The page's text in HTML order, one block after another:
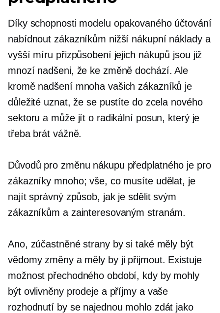
Díky schopnosti modelu opakovaného účtování
nabídnout zákazníkům nižší nákupní náklady a
vyšší míru přizpůsobení jejich nákupů jsou již
mnozí nadšeni, že ke změně dochází. Ale
kromě nadšení mnoha vašich zákazníků je
důležité uznat, že se pustíte do zcela nového
sektoru a může jít o radikální posun, který je
třeba brát vážně.
Důvodů pro změnu nákupu předplatného je pro
zákazníky mnoho; vše, co musíte udělat, je
najít správný způsob, jak je sdělit svým
zákazníkům a zainteresovaným stranám.
Ano, zúčastněné strany by si také měly být
vědomy změny a měly by ji přijmout. Existuje
možnost přechodného období, kdy by mohly
být ovlivněny prodeje a příjmy a vaše
rozhodnutí by se najednou mohlo zdát jako